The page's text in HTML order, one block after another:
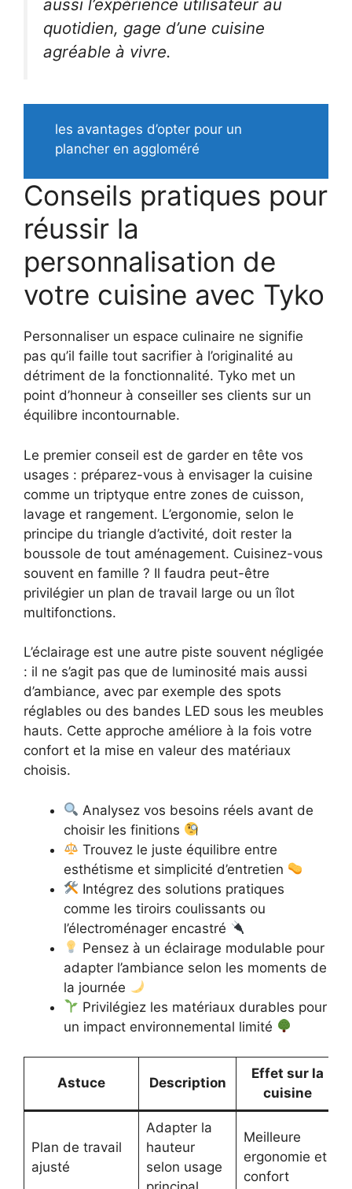
aussi l’expérience utilisateur au
quotidien, gage d’une cuisine
agréable à vivre.
les avantages d’opter pour un
plancher en aggloméré
Conseils pratiques pour
réussir la
personnalisation de
votre cuisine avec Tyko
Personnaliser un espace culinaire ne signifie
pas qu’il faille tout sacrifier à l’originalité au
détriment de la fonctionnalité. Tyko met un
point d’honneur à conseiller ses clients sur un
équilibre incontournable.
Le premier conseil est de garder en tête vos
usages : préparez-vous à envisager la cuisine
comme un triptyque entre zones de cuisson,
lavage et rangement. L’ergonomie, selon le
principe du triangle d’activité, doit rester la
boussole de tout aménagement. Cuisinez-vous
souvent en famille ? Il faudra peut-être
privilégier un plan de travail large ou un îlot
multifonctions.
L’éclairage est une autre piste souvent négligée
: il ne s’agit pas que de luminosité mais aussi
d’ambiance, avec par exemple des spots
réglables ou des bandes LED sous les meubles
hauts. Cette approche améliore à la fois votre
confort et la mise en valeur des matériaux
choisis.
Analysez vos besoins réels avant de
choisir les finitions
Trouvez le juste équilibre entre
esthétisme et simplicité d’entretien
Intégrez des solutions pratiques
comme les tiroirs coulissants ou
l’électroménager encastré
Pensez à un éclairage modulable pour
adapter l’ambiance selon les moments de
la journée
Privilégiez les matériaux durables pour
un impact environnemental limité
Astuce Description
Effet sur la
cuisine
Plan de travail
ajusté
Adapter la
hauteur
selon usage
Meilleure
ergonomie et
confort